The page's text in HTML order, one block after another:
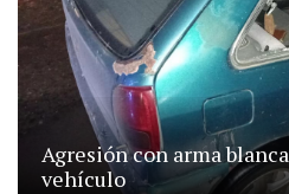
Agresión con arma
vehículo